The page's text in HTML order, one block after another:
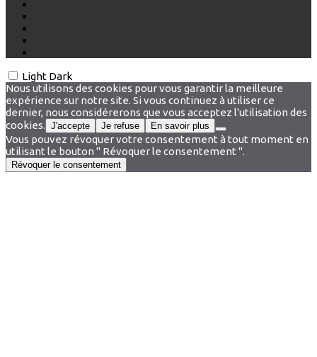
Light Dark
Nous utilisons des cookies pour vous garantir la meilleure
expérience sur notre site. Si vous continuez à utiliser ce
dernier, nous considérerons que vous acceptez l'utilisation des
cookies. J'accepte Je refuse En savoir plus
Vous pouvez révoquer votre consentement à tout moment en
utilisant le bouton " Révoquer le consentement ".
Révoquer le consentement